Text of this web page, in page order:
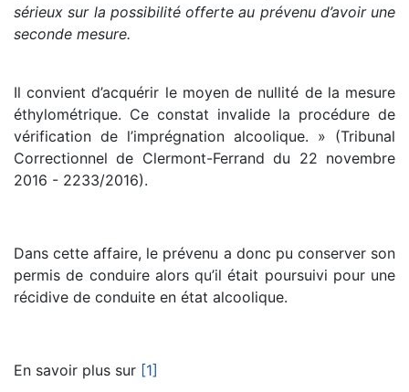
sérieux sur la possibilité offerte au prévenu d’avoir une
seconde mesure.
Il convient d’acquérir le moyen de nullité de la mesure
éthylométrique. Ce constat invalide la procédure de
vérification de l’imprégnation alcoolique. » (Tribunal
Correctionnel de Clermont-Ferrand du 22 novembre
2016 - 2233/2016).
Dans cette affaire, le prévenu a donc pu conserver son
permis de conduire alors qu’il était poursuivi pour une
récidive de conduite en état alcoolique.
En savoir plus sur [1]